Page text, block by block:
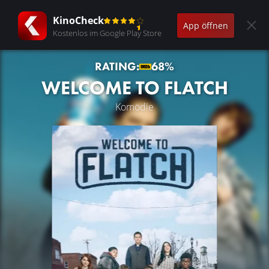
KinoCheck
Kostenlos im Google Play Store
App öffnen
RATING: 68%
WELCOME TO FLATCH
Komödie